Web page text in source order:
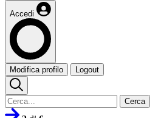
Accedi
Modifica profilo Logout
Cerca